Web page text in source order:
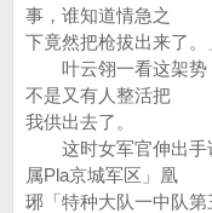
事，谁知道情急之
下竟然把枪拔出来了。
叶云翎一看这架势
不是又有人整活把
我供出去了。
这时女军官伸出手
属Pla京城军区」凰
琊「特种大队一中队